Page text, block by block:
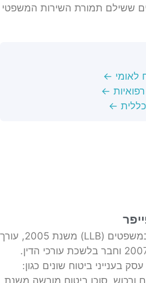
ששילם תמורת השירות המשפטי
לאומי ←
רפואיות ←
←
בעל תואר ראשון במשפטים (LLB) משנת 2005, עורך
דין מוסמך משנת 2007 וחבר בלשכת עורכי הדין.
החל משנת 2000 עסק בענייני ביטוח שונים כגון: